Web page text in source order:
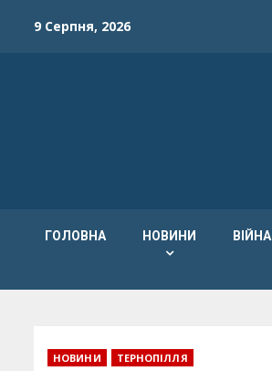
9 Серпня, 2026
ГОЛОВНА НОВИНИ ВІЙНА
НОВИНИ ТЕРНОПІЛЛЯ